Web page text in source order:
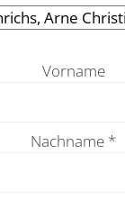
Vorname
Nachname *